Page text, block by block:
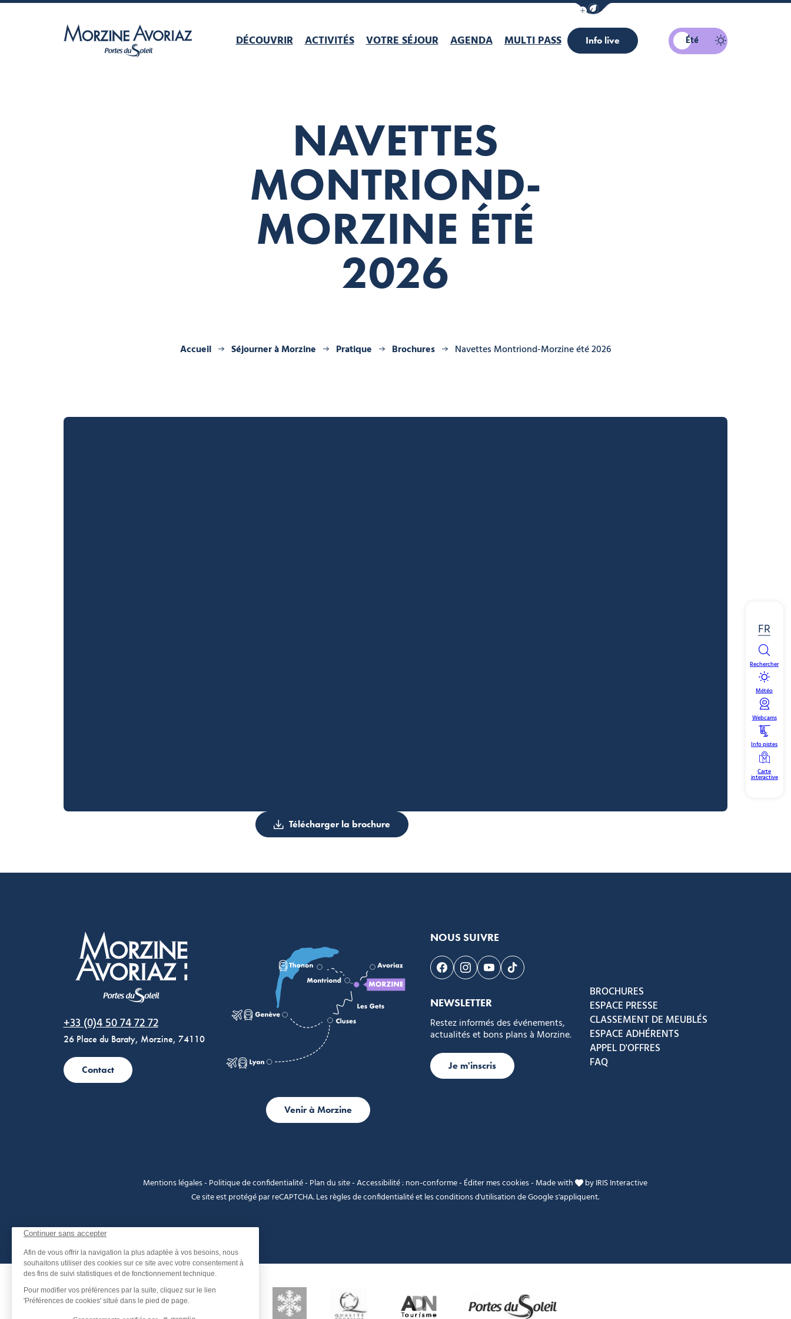
Afficher la barre de navigation du mode éco
DÉCOUVRIR ACTIVITÉS VOTRE SÉJOUR AGENDA MULTI PASS Info live Été
NAVETTES
MONTRIOND-
MORZINE ÉTÉ
2026
Accueil Séjourner à Morzine Pratique Brochures Navettes Montriond-Morzine été 2026
FR
Rechercher
Météo
Webcams
Info pistes
Carte
interactive
Télécharger la brochure
+33 (0)4 50 74 72 72
26 Place du Baraty, Morzine, 74110
Contact
Venir à Morzine
NOUS SUIVRE
Suivez-nous sur Facebook
Suivez-nous sur Instagram
Suivez-nous sur Youtube
Suivez-nous sur Tiktok
NEWSLETTER
Restez informés des événements,
actualités et bons plans à Morzine.
Je m'inscris
BROCHURES
ESPACE PRESSE
CLASSEMENT DE MEUBLÉS
ESPACE ADHÉRENTS
APPEL D'OFFRES
FAQ
Mentions légales- Politique de confidentialité- Plan du site-Accessibilité : non-conforme- Éditer mes cookies- Made with byIRIS Interactive
Ce site est protégé par reCAPTCHA. Lesrègles de confidentialitéet lesconditions d'utilisationde Google s'appliquent.